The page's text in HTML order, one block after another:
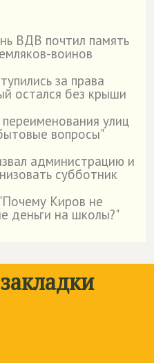
ВДВ почтил память
воинов
за права
остался без крыши
улиц
вопросы"
администрацию и
субботник
Киров не
деньги на школы?"